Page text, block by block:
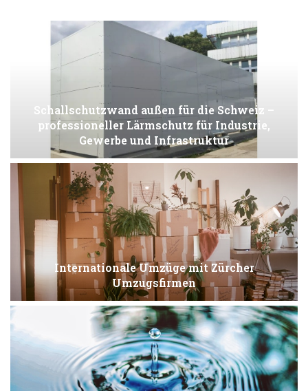
Schallschutzwand außen für die Schweiz –
professioneller Lärmschutz für Industrie,
Gewerbe und Infrastruktur
Internationale Umzüge mit Zürcher
Umzugsfirmen